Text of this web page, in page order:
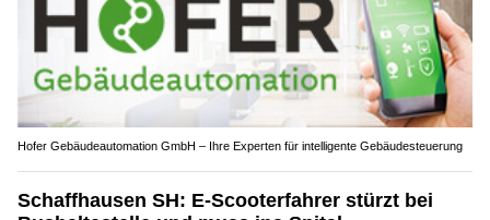
Hofer Gebäudeautomation GmbH – Ihre Experten für intelligente Gebäudesteuerung
Schaffhausen SH: E-Scooterfahrer stürzt bei